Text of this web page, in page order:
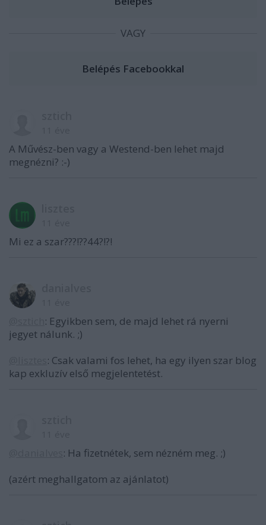
VAGY
A Művész-ben vagy a Westend-ben lehet majd
megnézni? :-)
Mi ez a szar???!??44?!?!
: Egyikben sem, de majd lehet rá nyerni
jegyet nálunk. ;)
: Csak valami fos lehet, ha egy ilyen szar blog
kap exkluzív első megjelentetést.
: Ha fizetnétek, sem nézném meg. ;)
(azért meghallgatom az ajánlatot)